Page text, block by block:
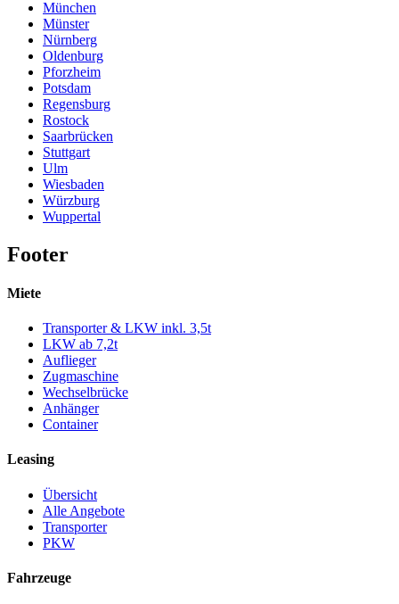
München
Münster
Nürnberg
Oldenburg
Pforzheim
Potsdam
Regensburg
Rostock
Saarbrücken
Stuttgart
Ulm
Wiesbaden
Würzburg
Wuppertal
Footer
Miete
Transporter & LKW inkl. 3,5t
LKW ab 7,2t
Auflieger
Zugmaschine
Wechselbrücke
Anhänger
Container
Leasing
Übersicht
Alle Angebote
Transporter
PKW
Fahrzeuge